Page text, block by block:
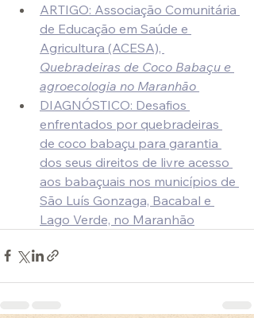
ARTIGO: Associação Comunitária
de Educação em Saúde e
Agricultura (ACESA),
Quebradeiras de Coco Babaçu e
agroecologia no Maranhão
DIAGNÓSTICO: Desafios
enfrentados por quebradeiras
de coco babaçu para garantia
dos seus direitos de livre acesso
aos babaçuais nos municípios de
São Luís Gonzaga, Bacabal e
Lago Verde, no Maranhão